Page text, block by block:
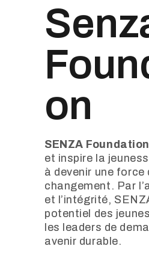
on
SENZA Foundation
et inspire la
à devenir une force
changement. Par
et l’intégrité,
potentiel des
les leaders de
avenir durable.